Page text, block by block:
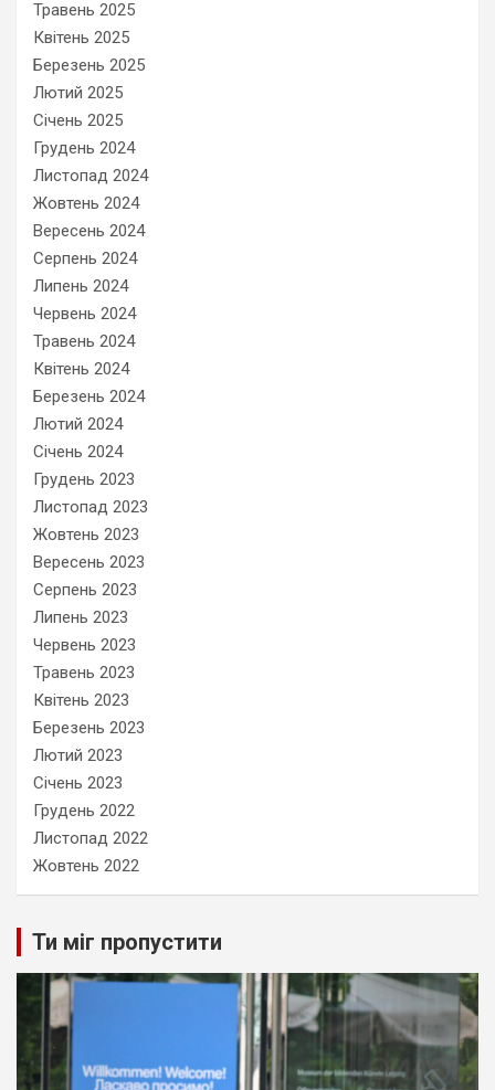
Травень 2025
Квітень 2025
Березень 2025
Лютий 2025
Січень 2025
Грудень 2024
Листопад 2024
Жовтень 2024
Вересень 2024
Серпень 2024
Липень 2024
Червень 2024
Травень 2024
Квітень 2024
Березень 2024
Лютий 2024
Січень 2024
Грудень 2023
Листопад 2023
Жовтень 2023
Вересень 2023
Серпень 2023
Липень 2023
Червень 2023
Травень 2023
Квітень 2023
Березень 2023
Лютий 2023
Січень 2023
Грудень 2022
Листопад 2022
Жовтень 2022
Ти міг пропустити